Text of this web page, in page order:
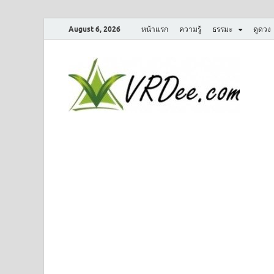
August 6, 2026 หน้าแรก ความรู้ ธรรมะ ดูดวง